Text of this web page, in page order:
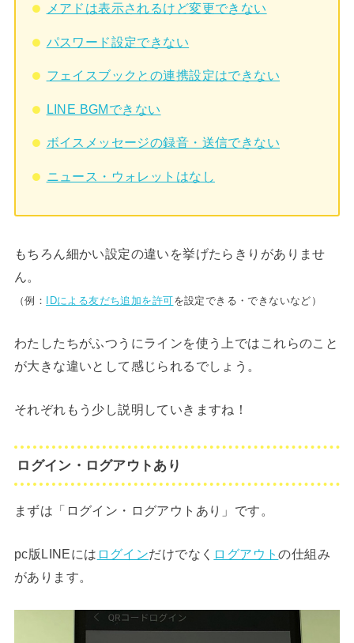
メアドは表示されるけど変更できない
パスワード設定できない
フェイスブックとの連携設定はできない
LINE BGMできない
ボイスメッセージの録音・送信できない
ニュース・ウォレットはなし
もちろん細かい設定の違いを挙げたらきりがありませ
ん。
（例： IDによる友だち追加を許可を設定できる・できないなど）
わたしたちがふつうにラインを使う上ではこれらのこと
が大きな違いとして感じられるでしょう。
それぞれもう少し説明していきますね！
ログイン・ログアウトあり
まずは「ログイン・ログアウトあり」です。
pc版LINEには ログインだけでなく ログアウトの仕組み
があります。